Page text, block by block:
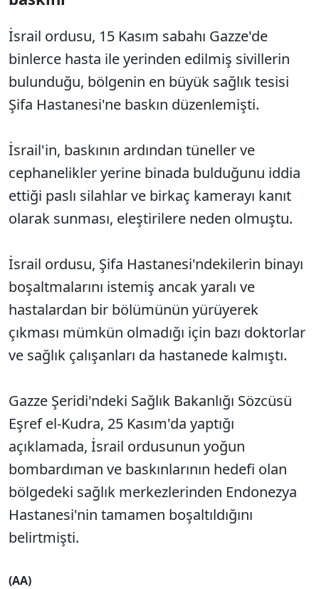
İsrail ordusu, 15 Kasım sabahı Gazze'de
binlerce hasta ile yerinden edilmiş sivillerin
bulunduğu, bölgenin en büyük sağlık tesisi
Şifa Hastanesi'ne baskın düzenlemişti.
İsrail'in, baskının ardından tüneller ve
cephanelikler yerine binada bulduğunu iddia
ettiği paslı silahlar ve birkaç kamerayı kanıt
olarak sunması, eleştirilere neden olmuştu.
İsrail ordusu, Şifa Hastanesi'ndekilerin binayı
boşaltmalarını istemiş ancak yaralı ve
hastalardan bir bölümünün yürüyerek
çıkması mümkün olmadığı için bazı doktorlar
ve sağlık çalışanları da hastanede kalmıştı.
Gazze Şeridi'ndeki Sağlık Bakanlığı Sözcüsü
Eşref el-Kudra, 25 Kasım'da yaptığı
açıklamada, İsrail ordusunun yoğun
bombardıman ve baskınlarının hedefi olan
bölgedeki sağlık merkezlerinden Endonezya
Hastanesi'nin tamamen boşaltıldığını
belirtmişti.
(AA)